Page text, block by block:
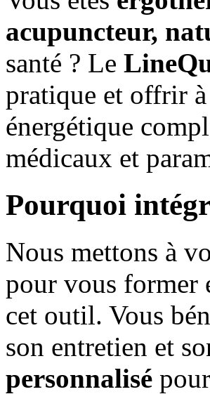
acupuncteur,
santé ? Le
pratique et offrir
énergétique
médicaux et
Pourquoi
Nous mettons à
pour vous former
cet outil. Vous
son entretien et
personnalisé